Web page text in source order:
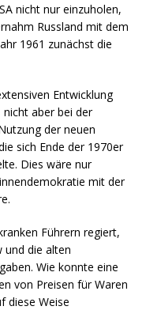
nicht nur einzuholen,
Russland mit dem
1961 zunächst die
Entwicklung
aber bei der
der neuen
sich Ende der 1970er
Dies wäre nur
mit der
Führern regiert,
und die alten
Wie konnte eine
von Preisen für Waren
diese Weise